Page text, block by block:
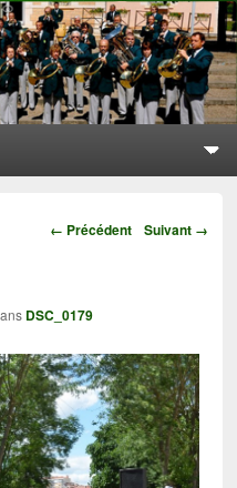
(AIN)
Navigation
← Précédent Suivant →
DSC_0179